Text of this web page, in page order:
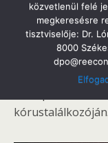
Megosztás Tweet
A Tatabányai
kórustalálkozóján.
közvetlenül felé
megkeresésre
tisztviselője: Dr.
8000